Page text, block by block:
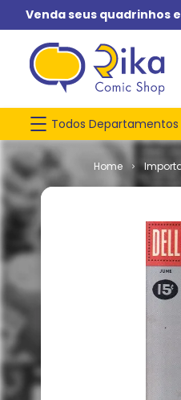
Venda seus quadrinhos
Todos Departamentos